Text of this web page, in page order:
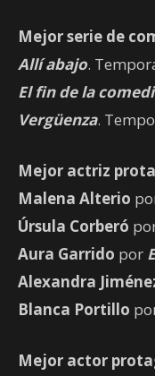
Mejor serie de
Allí abajo.
El fin de la
Vergüenza.
Mejor actriz
Malena Alterio
Úrsula Corberó
Aura Garrido por
Alexandra
Blanca Portillo
Mejor actor